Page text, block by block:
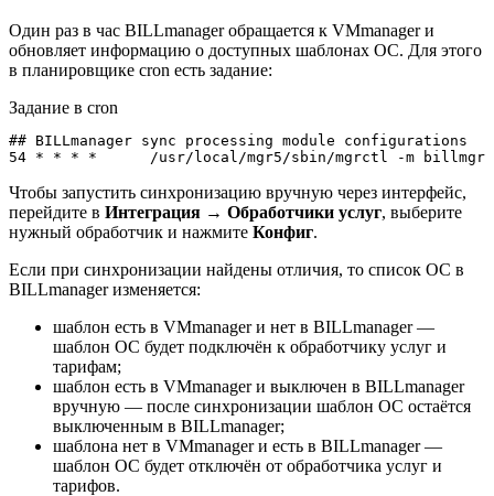
Один раз в час BILLmanager обращается к VMmanager и
обновляет информацию о доступных шаблонах ОС. Для этого
в планировщике cron есть задание:
Задание в cron
## BILLmanager sync processing module configurations
54 * * * *	/usr/local/mgr5/sbin/mgrctl -m
Чтобы запустить синхронизацию вручную через интерфейс,
перейдите в Интеграция → Обработчики услуг, выберите
нужный обработчик и нажмите Конфиг.
Если при синхронизации найдены отличия, то список ОС в
BILLmanager изменяется:
шаблон есть в VMmanager и нет в BILLmanager —
шаблон ОС будет подключён к обработчику услуг и
тарифам;
шаблон есть в VMmanager и выключен в BILLmanager
вручную — после синхронизации шаблон ОС остаётся
выключенным в BILLmanager;
шаблона нет в VMmanager и есть в BILLmanager —
шаблон ОС будет отключён от обработчика услуг и
тарифов.